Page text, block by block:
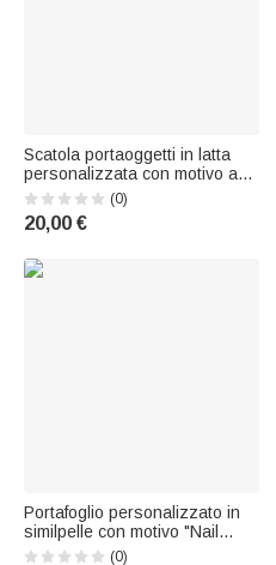
Scatola portaoggetti in latta
personalizzata con motivo a
cuori e strisce, con nome e
testo; decorazione da
scrivania; regalo per
compleanno dei genitori, per
(0)
20,00 €
Portafoglio personalizzato in
similpelle con motivo "Nail
Bible" e fiore del mese di
(0)